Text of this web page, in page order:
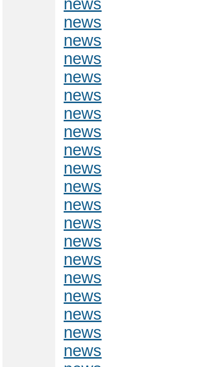
news
news
news
news
news
news
news
news
news
news
news
news
news
news
news
news
news
news
news
news